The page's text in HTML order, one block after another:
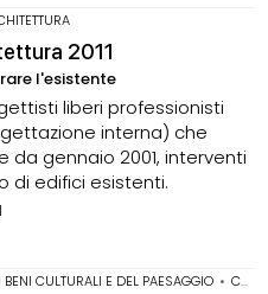
2011
l'esistente
liberi professionisti
interna) che
gennaio 2001, interventi
di edifici esistenti.
CULTURALI E DEL PAESAGGIO • CODICE DEI CONTRATTI